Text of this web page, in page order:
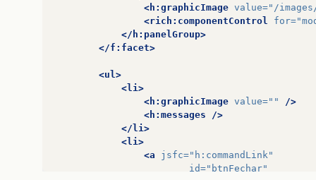
<h:graphicImage value="/
<rich:componentControl
for=
</h:panelGroup>
</f:facet>
<ul>
<li>
<h:graphicImage value=""
/>
<h:messages
/>
</li>
<li>
<a
jsfc="h:commandLink"
id="btnFechar"